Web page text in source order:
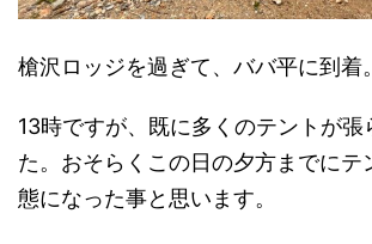
槍沢ロッジを過ぎて、ババ平に到着。
13時ですが、既に多くのテントが張
た。おそらくこの日の夕方までにテ
態になった事と思います。